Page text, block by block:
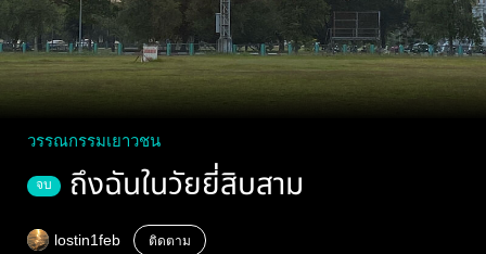
วรรณกรรมเยาวชน
จบ ถึงฉันในวัยยี่สิบสาม
lostin1feb ติดตาม